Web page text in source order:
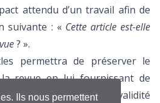
Ils nous permettent
attendu d’un travail afin de
suivante : « Cette article est-elle
? ».
permettra de préserver le
revue en lui fournissant de
l’originalité et la validité